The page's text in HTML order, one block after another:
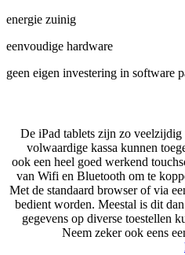
energie zuinig
eenvoudige hardware
geen eigen investering in software
De iPad tablets zijn zo veelzijdig
volwaardige kassa kunnen
ook een heel goed werkend
van Wifi en Bluetooth om te
Met de standaard browser of via
bedient worden. Meestal is dit
gegevens op diverse toestellen
Neem zeker ook eens